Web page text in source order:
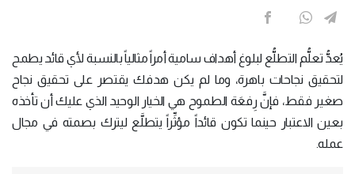
يُعدُّ تعلُّم التطلُّع لبلوغ أهداف سامية أمراً مثالياً بالنسبة لأي قائد يطمح
لتحقيق نجاحات باهرة، وما لم يكن هدفك يقتصر على تحقيق نجاح
صغير فقط، فإنَّ رِفعَة الطموح هي الخيار الوحيد الذي عليك أن تأخذه
بعين الاعتبار حينما تكون قائداً مؤثِّراً يتطلَّع ليترك بصمته في مجال
عمله.